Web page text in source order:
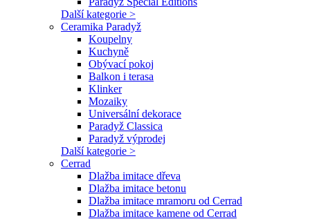
Další kategorie >
Ceramika Paradyž
Koupelny
Kuchyně
Obývací pokoj
Balkon i terasa
Klinker
Mozaiky
Universální dekorace
Paradyž Classica
Paradyž výprodej
Další kategorie >
Cerrad
Dlažba imitace dřeva
Dlažba imitace betonu
Dlažba imitace mramoru od Cerrad
Dlažba imitace kamene od Cerrad